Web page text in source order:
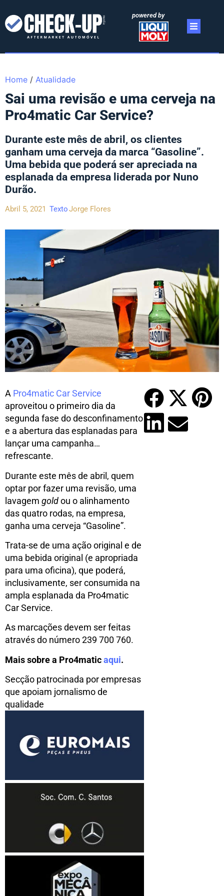
powered by
Home / Atualidade
Sai uma revisão e uma cerveja na
Pro4matic Car Service?
Durante este mês de abril, os clientes
ganham uma cerveja da marca “Gasoline”.
Uma bebida que poderá ser apreciada na
esplanada da empresa liderada por Nuno
Durão.
Abril 5, 2021 TextoJorge Flores
A Pro4matic Car Service
aproveitou o primeiro dia da
segunda fase do desconfinamento
e a abertura das esplanadas para
lançar uma campanha…
refrescante.
Durante este mês de abril, quem
optar por fazer uma revisão, uma
lavagem goldou o alinhamento
das quatro rodas, na empresa,
ganha uma cerveja “Gasoline”.
Trata-se de uma ação original e de
uma bebida original (e apropriada
para uma oficina), que poderá,
inclusivamente, ser consumida na
ampla esplanada da Pro4matic
Car Service.
As marcações devem ser feitas
através do número 239 700 760.
Mais sobre a Pro4maticaqui.
Secção patrocinada por empresas
que apoiam jornalismo de
qualidade